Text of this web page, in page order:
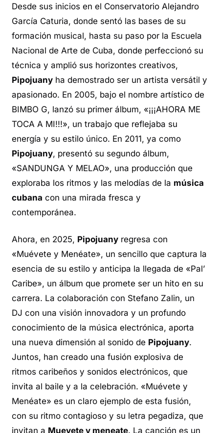
Desde sus inicios en el Conservatorio Alejandro
García Caturia, donde sentó las bases de su
formación musical, hasta su paso por la Escuela
Nacional de Arte de Cuba, donde perfeccionó su
técnica y amplió sus horizontes creativos,
Pipojuany ha demostrado ser un artista versátil y
apasionado. En 2005, bajo el nombre artístico de
BIMBO G, lanzó su primer álbum, «¡¡¡AHORA ME
TOCA A MI!!!», un trabajo que reflejaba su
energía y su estilo único. En 2011, ya como
Pipojuany, presentó su segundo álbum,
«SANDUNGA Y MELAO», una producción que
exploraba los ritmos y las melodías de la música
cubana con una mirada fresca y
contemporánea.
Ahora, en 2025, Pipojuany regresa con
«Muévete y Menéate», un sencillo que captura la
esencia de su estilo y anticipa la llegada de «Pal’
Caribe», un álbum que promete ser un hito en su
carrera. La colaboración con Stefano Zalin, un
DJ con una visión innovadora y un profundo
conocimiento de la música electrónica, aporta
una nueva dimensión al sonido de Pipojuany.
Juntos, han creado una fusión explosiva de
ritmos caribeños y sonidos electrónicos, que
invita al baile y a la celebración. «Muévete y
Menéate» es un claro ejemplo de esta fusión,
con su ritmo contagioso y su letra pegadiza, que
invitan a Muevete y meneate. La canción es un